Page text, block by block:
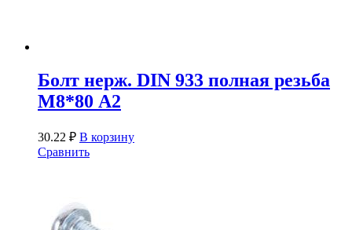
Болт нерж. DIN 933 полная резьба
М8*80 А2
30.22 ₽ В корзину
Сравнить